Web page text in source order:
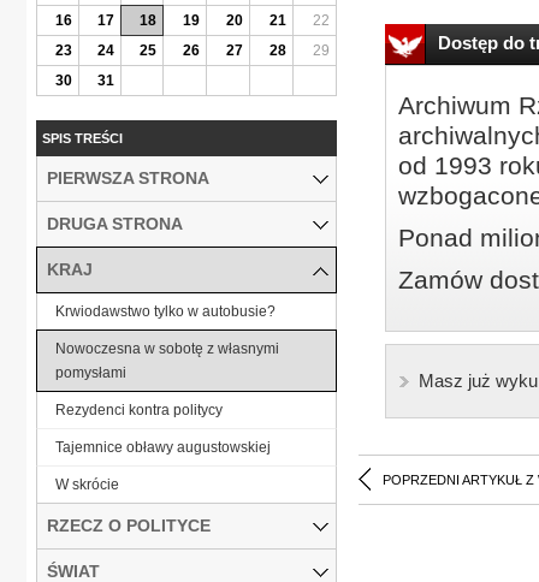
Dostęp do
Archiwum
od 1993
Ponad
Zamów
Masz już
POPRZEDNI ARTYKUŁ Z
16
17 18 19 20 21
22
23
24 25 26 27 28
29
30
31
SPIS TREŚCI
PIERWSZA STRONA
DRUGA STRONA
KRAJ
Krwiodawstwo tylko w autobusie?
Nowoczesna w sobotę z własnymi
pomysłami
Rezydenci kontra politycy
Tajemnice obławy augustowskiej
W skrócie
RZECZ O POLITYCE
ŚWIAT